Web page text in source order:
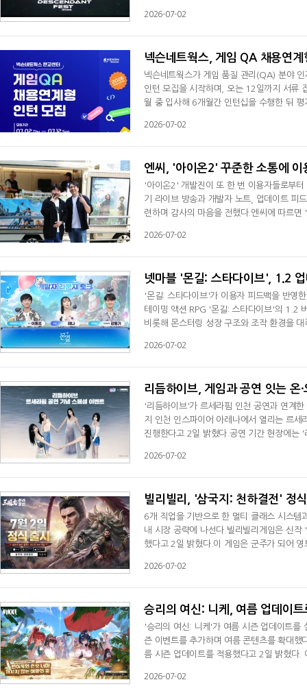
오는 8월20일 업데이트되는 시즌4 '대격전'
2026-07-02
넥슨네트웍스, 게임 QA 채용연계
넥슨네트웍스가 게임 품질 관리(QA) 분야
인턴 모집을 시작하며, 오는 12일까지 서류
월 중 입사해 6개월간 인턴십을 수행한 뒤
실무진 면접을 거쳐 최종 인턴십 대상자로
2026-07-02
엔씨, '아이온2' 꾸준한 소통에
'아이온2' 개발진이 또 한 번 이용자들로부
기 라이브 방송과 개발자 노트, 업데이트 피
련하며 감사의 마음을 전했다.엔씨에 따르
용자들이 자발적으로 마련한 것으로 알려졌
2026-07-02
넷마블 '몬길: 스타다이브', 1.2
'몬길: 스타다이브'가 이용자 피드백을 반영
테이밍 액션 RPG '몬길: 스타다이브'의 1.2
비롯해 몬스터링 성장 구조와 조작 환경을
이번 업데이트의 핵심은 이용자 의견을 반
2026-07-02
리듬하이브, 게임과 공연 잇는 온
'리듬하이브'가 르세라핌 인천 공연과 연계
지 인천 인스파이어 아레나에서 열리는 르세
진행한다고 2일 밝혔다.공연 기간 현장에는
인게임 이벤트도 함께 열린다. 이용자는 퀘
2026-07-02
빌리빌리, '삼국지: 천하결전' 정
6개 직업을 기반으로 한 멀티 클래스 시스
내 시장 공략에 나선다.빌리빌리게임은 신
했다고 2일 밝혔다.이 게임은 군주가 되어
을 구사할 수 있도록 설계했다. 또 VIP 시스
2026-07-02
승리의 여신: 니케, 여름 업데이
'승리의 여신: 니케'가 여름 시즌 업데이트를
즌 이벤트를 추가하며 여름 콘텐츠를 확대
름 시즌 업데이트를 적용했다고 2일 밝혔다
던 신데렐라 일행이 특수 해역에서 만나 섬
2026-07-02